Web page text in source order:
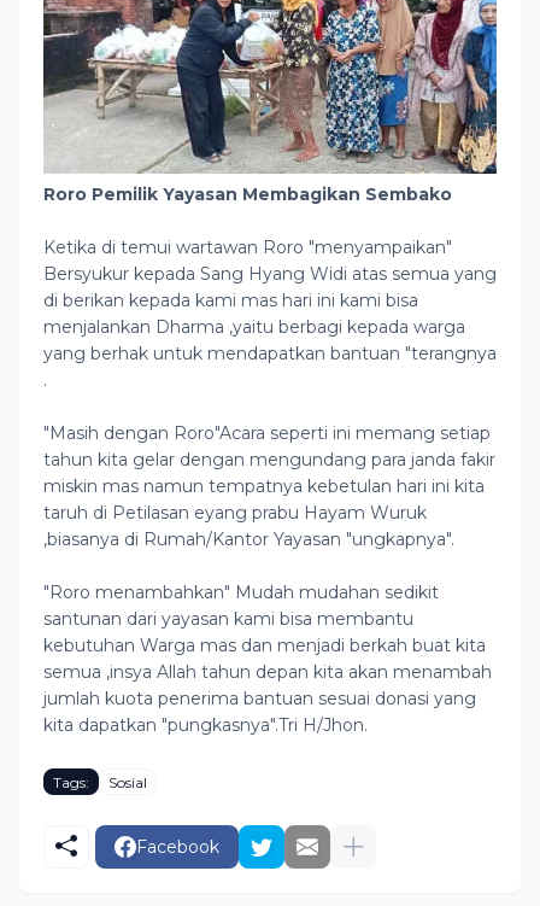
Roro Pemilik Yayasan Membagikan Sembako
Ketika di temui wartawan Roro "menyampaikan"
Bersyukur kepada Sang Hyang Widi atas semua yang
di berikan kepada kami mas hari ini kami bisa
menjalankan Dharma ,yaitu berbagi kepada warga
yang berhak untuk mendapatkan bantuan "terangnya
.
"Masih dengan Roro"Acara seperti ini memang setiap
tahun kita gelar dengan mengundang para janda fakir
miskin mas namun tempatnya kebetulan hari ini kita
taruh di Petilasan eyang prabu Hayam Wuruk
,biasanya di Rumah/Kantor Yayasan "ungkapnya".
"Roro menambahkan" Mudah mudahan sedikit
santunan dari yayasan kami bisa membantu
kebutuhan Warga mas dan menjadi berkah buat kita
semua ,insya Allah tahun depan kita akan menambah
jumlah kuota penerima bantuan sesuai donasi yang
kita dapatkan "pungkasnya".Tri H/Jhon.
Tags: Sosial
Facebook